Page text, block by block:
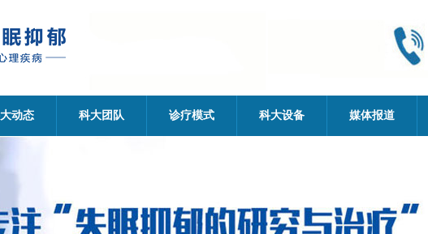
动态 科大团队 诊疗模式 科大设备 媒体报道